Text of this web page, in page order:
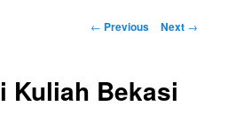
Post navigation
← Previous Next →
Kuliah Bekasi